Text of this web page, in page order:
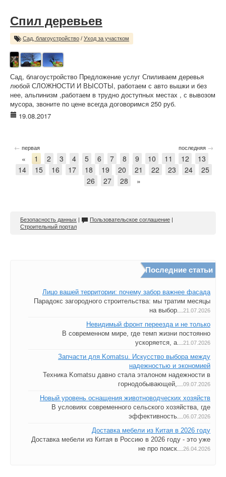
Спил деревьев
Сад, благоустройство / Уход за участком
Сад, благоустройство Предложение услуг Спиливаем деревья
любой СЛОЖНОСТИ И ВЫСОТЫ, работаем с авто вышки и без
нее, альпинизм ,работаем в трудно доступных местах , с вывозом
мусора, звоните по цене всегда договоримся 250 руб.
19.08.2017
← первая последняя →
« 1 2 3 4 5 6 7 8 9 10 11 12
13
14
15 16 17 18 19 20 21 22 23 24
25
26
27 28 »
Безопасность данных | Пользовательское соглашение |
Строительный портал
Последние статьи
Лицо вашей территории: почему забор важнее фасада
Парадокс загородного строительства: мы тратим месяцы
на выбор...21.07.2026
Невидимый фронт переезда и не только
В современном мире, где темп жизни постоянно
ускоряется, а...21.07.2026
Запчасти для Komatsu. Искусство выбора между
надежностью и экономией
Техника Komatsu давно стала эталоном надежности в
горнодобывающей,...09.07.2026
Новый уровень оснащения животноводческих хозяйств
В условиях современного сельского хозяйства, где
эффективность...06.07.2026
Доставка мебели из Китая в 2026 году
Доставка мебели из Китая в Россию в 2026 году - это уже
не про поиск...26.04.2026